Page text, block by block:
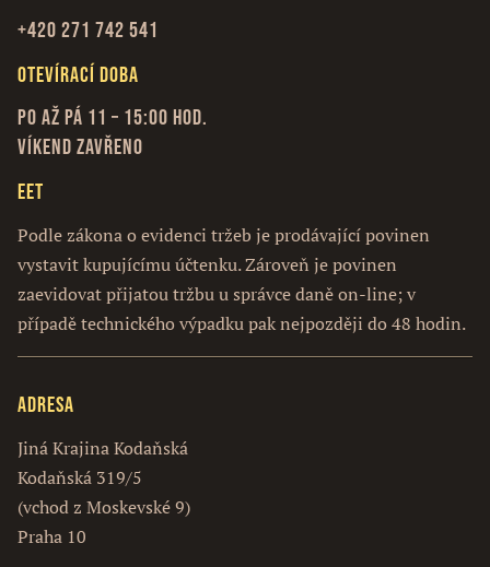
+420 271 742 541
Otevírací doba
Po až Pá 11 – 15:00 hod.
Víkend zavřeno
EET
Podle zákona o evidenci tržeb je prodávající povinen
vystavit kupujícímu účtenku. Zároveň je povinen
zaevidovat přijatou tržbu u správce daně on-line; v
případě technického výpadku pak nejpozději do 48 hodin.
Adresa
Jiná Krajina Kodaňská
Kodaňská 319/5
(vchod z Moskevské 9)
Praha 10